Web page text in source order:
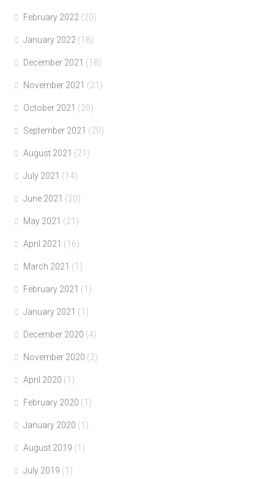
February 2022 (20)
January 2022 (18)
December 2021 (18)
November 2021 (21)
October 2021 (20)
September 2021 (20)
August 2021 (21)
July 2021 (14)
June 2021 (20)
May 2021 (21)
April 2021 (16)
March 2021 (1)
February 2021 (1)
January 2021 (1)
December 2020 (4)
November 2020 (2)
April 2020 (1)
February 2020 (1)
January 2020 (1)
August 2019 (1)
July 2019 (1)